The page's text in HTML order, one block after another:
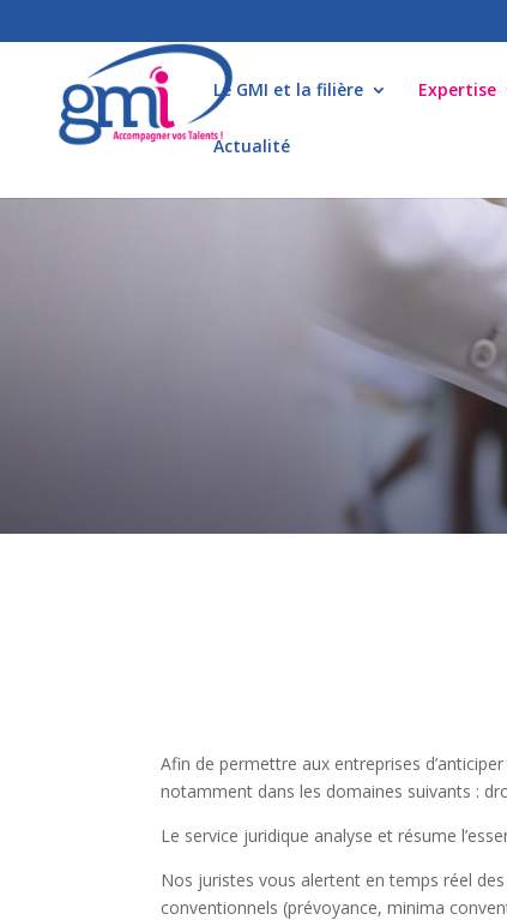
Le GMI et la filière Expertise
Actualité
Afin de permettre aux entreprises
notamment dans les domaines suivants :
Le service juridique analyse et résume
Nos juristes vous alertent en temps réel
conventionnels (prévoyance, minima